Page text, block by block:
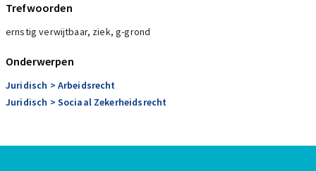
Trefwoorden
ernstig verwijtbaar, ziek, g-grond
Onderwerpen
Juridisch > Arbeidsrecht
Juridisch > Sociaal Zekerheidsrecht